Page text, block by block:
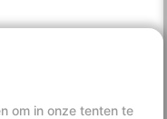
om in onze tenten te